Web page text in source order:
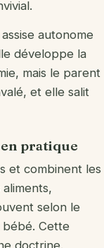
autonome
développe la
mais le parent
et elle salit
pratique
et combinent les
selon le
bébé. Cette
doctrine.